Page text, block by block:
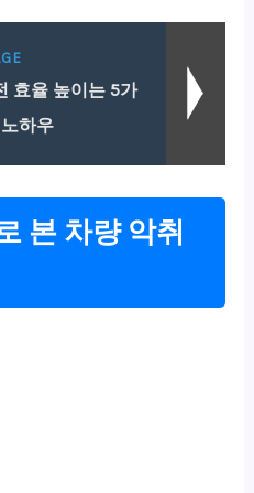
효율 높이는 5가
하우
본 차량 악취